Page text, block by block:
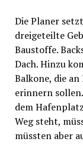
Die Planer
dreigeteilte
Baustoffe.
Dach. Hinzu
Balkone, die
erinnern
dem
Weg steht,
müssten aber